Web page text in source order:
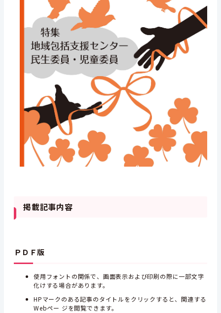
掲載記事内容
ＰＤＦ版
使用フォントの関係で、画面表示および印刷の際に一部文字
化けする場合があります。
HPマークのある記事のタイトルをクリックすると、関連する
Webペー ジを閲覧できます。